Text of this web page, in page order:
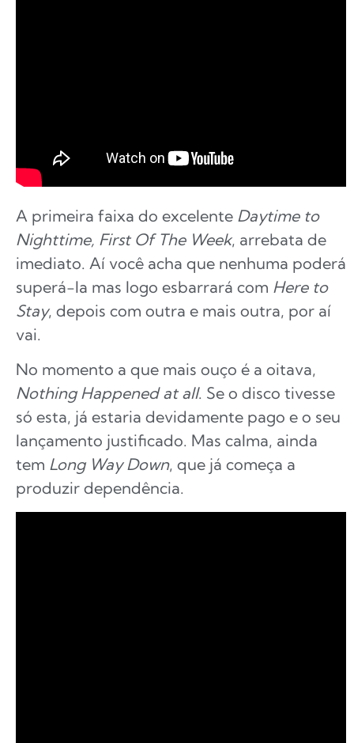
A primeira faixa do excelente Daytime to
Nighttime, First Of The Week, arrebata de
imediato. Aí você acha que nenhuma poderá
superá-la mas logo esbarrará com Here to
Stay, depois com outra e mais outra, por aí
vai.
No momento a que mais ouço é a oitava,
Nothing Happened at all. Se o disco tivesse
só esta, já estaria devidamente pago e o seu
lançamento justificado. Mas calma, ainda
tem Long Way Down, que já começa a
produzir dependência.